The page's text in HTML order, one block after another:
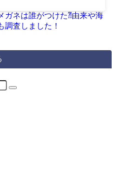
ガネは誰がつけた⁈由来や海
調査しました！